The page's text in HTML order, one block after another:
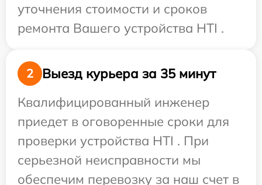
уточнения стоимости и сроков
ремонта Вашего устройства HTI .
2
Выезд курьера за 35 минут
Квалифицированный инженер
приедет в оговоренные сроки для
проверки устройства HTI . При
серьезной неисправности мы
обеспечим перевозку за наш счет в